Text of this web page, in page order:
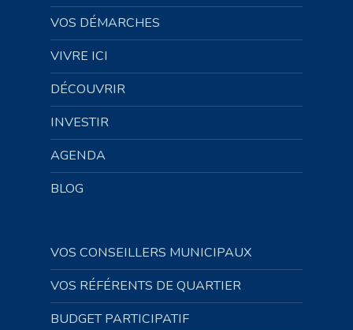
VOS DÉMARCHES
VIVRE ICI
DÉCOUVRIR
INVESTIR
AGENDA
BLOG
VOS CONSEILLERS MUNICIPAUX
VOS RÉFÉRENTS DE QUARTIER
BUDGET PARTICIPATIF